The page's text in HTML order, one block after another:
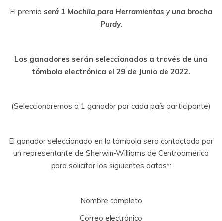
El premio será 1 Mochila para Herramientas y una brocha
Purdy.
Los ganadores serán seleccionados a través de una
tómbola electrónica el 29 de Junio de 2022.
(Seleccionaremos a 1 ganador por cada país participante)
El ganador seleccionado en la tómbola será contactado por
un representante de Sherwin-Williams de Centroamérica
para solicitar los siguientes datos*:
Nombre completo
Correo electrónico